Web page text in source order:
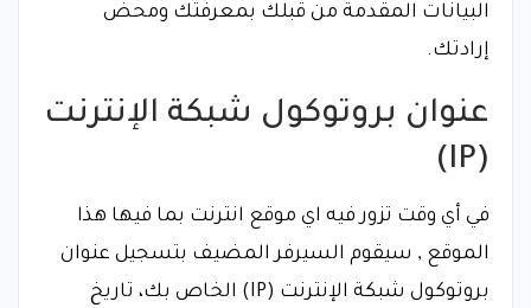
البيانات المقدمة من قبلك بمعرفتك ومحض
إرادتك.
عنوان بروتوكول شبكة الإنترنت
(IP)
في أي وقت تزور فيه اي موقع انترنت بما فيها هذا
الموقع , سيقوم السيرفر المضيف بتسجيل عنوان
بروتوكول شبكة الإنترنت (IP) الخاص بك، تاريخ